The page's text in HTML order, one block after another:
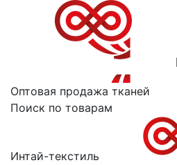
Оптовая продажа тканей
Поиск по товарам
Интай-текстиль